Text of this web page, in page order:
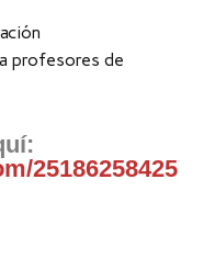
profesores de
25186258425